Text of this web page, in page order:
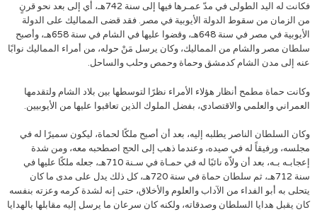
فكانت له اليد الطولى في مدّ عمـرها فيها إلى سنة 742هـ، أي إلى بعد نحو قرنٍ
من الزمان من سقوط الدولة الأيوبية في مصر. فقد قضى المماليك على الدولة
الأيوبية في مصر في سنة 648هـ، وقضوا عليها في الشام في سنة 658هـ، وأصبح
سلطان مصر والشام من المماليك، وكان يرسل مَنْ حوله، من أمراء المماليك نوابًا
عنه إلى مدن الشام كدمشق وحماة وحمص وحلب والساحل.
وكانت حماة مطمح أنظار هؤلاء الأمراء نظرًا لتوسطها بين بلاد الشام ولتقدمها
العمراني والعلمي والاقتصادي، بفضل الملوك الذين تعاقبوا عليها من الأيوبيين.
وكان السلطان الناصر يطلبه إليه، بعد أن أصبح ملكًا لحماة، ليكون سميرًا له في
مجلسه، ورفيقاً له في صيده، وعندما ذهب إلى الحج اصطحبه معه، ومن شدة
إعجابـه بـه، بعد أن ولاّه نائبًا له في حمـاة في سـنة 710هـ، جعله ملكًا عليها في
سنة 712هـ، ثم سلطان حماة في سنة 720هـ، كل ذلك يدل على مدى ما كان
يتحلى به أبو الفداء من الآداب والعلوم والأخلاق، حتى إنه لشدة كرمه وعزته بنفسه
كان يقبل هدايا السلطان وصدقاته، ولكنه كان سرعان ما يرسل إليه مقابلها بالهدايا